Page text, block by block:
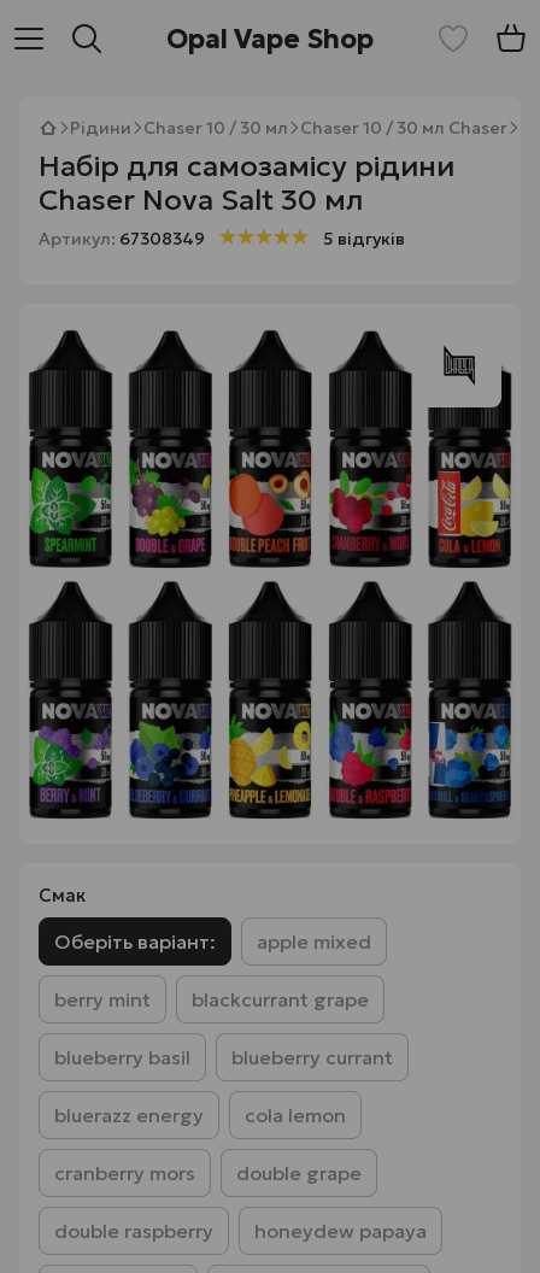
Opal Vape Shop
Рідини Chaser 10 / 30 мл Chaser 10 / 30 мл Chaser
Набір для самозамісу рідини
Chaser Nova Salt 30 мл
Артикул: 67308349 5 відгуків
Смак
Оберіть варіант: apple mixed
berry mint blackcurrant grape
blueberry basil blueberry currant
bluerazz energy cola lemon
cranberry mors double grape
double raspberry honeydew papaya